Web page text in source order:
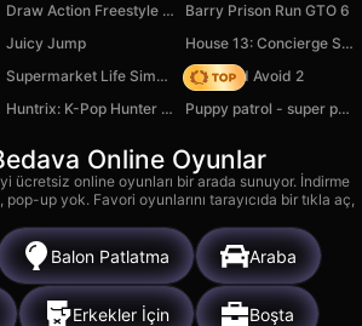
Draw Action Freestyle Fight
Barry Prison Run GTO 6
Juicy Jump
House 13: Concierge Simulator
Supermarket Life Simulator
Leap and Avoid 2
Huntrix: K-Pop Hunter Puzzles Puppy patrol - super puzzle
Online Oyunlar
ücretsiz online oyunları bir arada sunuyor. İndirme
up yok. Favori oyunlarını tarayıcıda bir tıkla aç,
Balon Patlatma Araba
Erkekler İçin Boşta